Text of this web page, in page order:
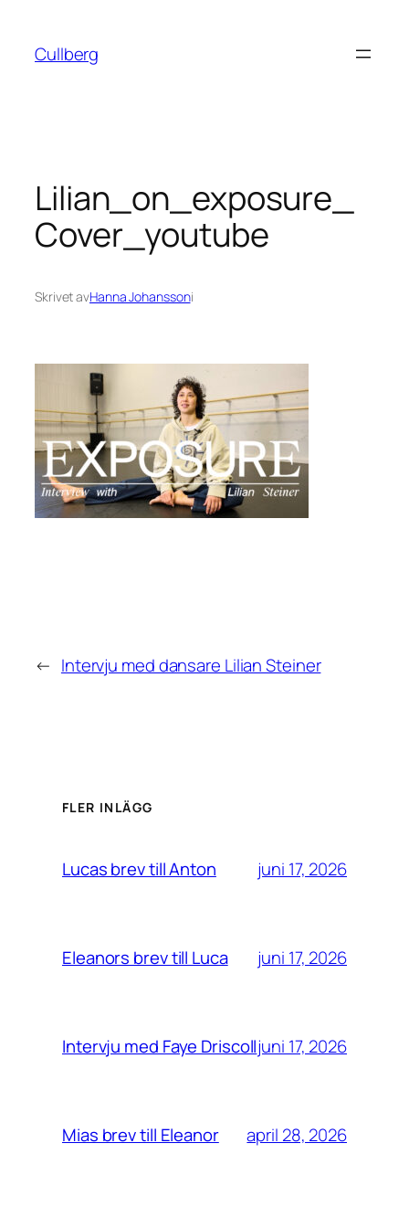
innehåll
Cullberg
Lilian_on_exposure_
Cover_youtube
Skrivet avHanna Johanssoni
← Intervju med dansare Lilian Steiner
FLER INLÄGG
Lucas brev till Anton juni 17, 2026
Eleanors brev till Luca juni 17, 2026
Intervju med Faye Driscolljuni 17, 2026
Mias brev till Eleanor april 28, 2026